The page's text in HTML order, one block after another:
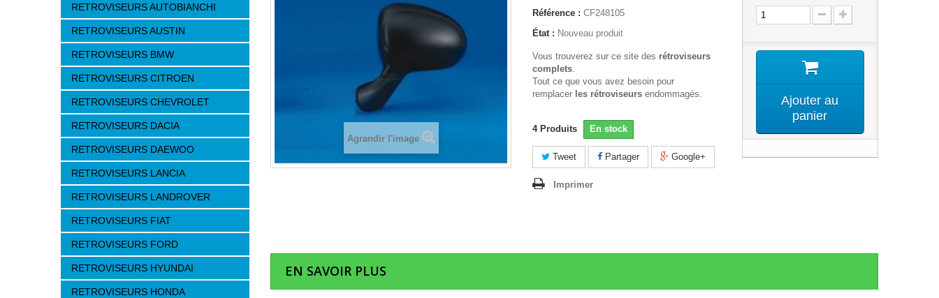
RETROVISEURS AUTOBIANCHI
RETROVISEURS AUSTIN
RETROVISEURS BMW
RETROVISEURS CITROEN
RETROVISEURS CHEVROLET
RETROVISEURS DACIA
RETROVISEURS DAEWOO
RETROVISEURS LANCIA
RETROVISEURS LANDROVER
RETROVISEURS FIAT
RETROVISEURS FORD
RETROVISEURS HYUNDAI
RETROVISEURS HONDA
Agrandir l'image
Référence : CF248105
État : Nouveau produit
Vous trouverez sur ce site des rétroviseurs
complets.
Tout ce que vous avez besoin pour
remplacer les rétroviseurs endommagés.
4 Produits En stock
Tweet Partager Google+
Imprimer
Ajouter au
panier
EN SAVOIR PLUS